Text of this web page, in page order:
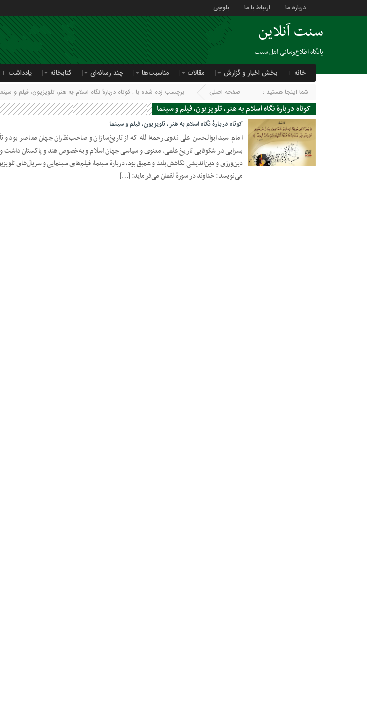
درباره ما ارتباط با ما بلوچی
سنت آنلاین
پایگاه اطلاع‌رسانی اهل سنت
خانه بخش اخبار و گزارش مقالات مناسبت‌ها چند رسانه‌ای کتابخانه یادداشت
شما اینجا هستید : صفحه اصلی برچسب زده شده با : کوتاه دربارهٔ نگاه اسلام به هنر، تلویزیون، فیلم و
کوتاه دربارهٔ نگاه اسلام به هنر، تلویزیون، فیلم و سینما
کوتاه دربارهٔ نگاه اسلام به هنر، تلویزیون، فیلم و سینما
امام سید ابوالحسن علی ندوی رحمه‌الله که از تاریخ‌سازان و صاحب‌نظران جهان معاصر بود و
بسزایی در شکوفایی تاریخ علمی، معنوی و سیاسی جهان اسلام و به‌خصوص هند و پاکستان داشت
دین‌ورزی و دین‌اندیشی نگاهش بلند و عمیق بود، دربارهٔ سینما، فیلم‌های سینمایی و سریال‌های
می‌نویسد: خداوند در سورهٔ لقمان می‌فرماید: […]